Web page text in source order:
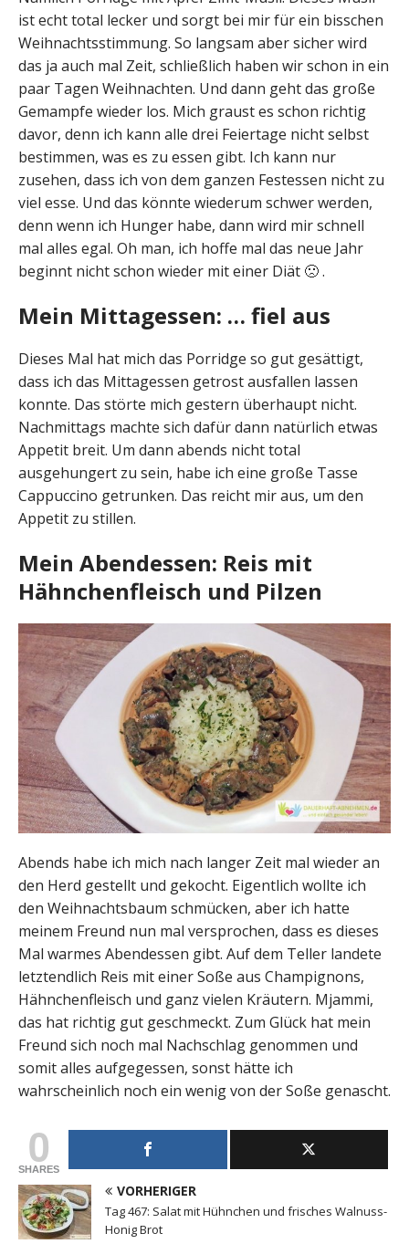
ist echt total lecker und sorgt bei mir für ein bisschen
Weihnachtsstimmung. So langsam aber sicher wird
das ja auch mal Zeit, schließlich haben wir schon in ein
paar Tagen Weihnachten. Und dann geht das große
Gemampfe wieder los. Mich graust es schon richtig
davor, denn ich kann alle drei Feiertage nicht selbst
bestimmen, was es zu essen gibt. Ich kann nur
zusehen, dass ich von dem ganzen Festessen nicht zu
viel esse. Und das könnte wiederum schwer werden,
denn wenn ich Hunger habe, dann wird mir schnell
mal alles egal. Oh man, ich hoffe mal das neue Jahr
beginnt nicht schon wieder mit einer Diät 🙁 .
Mein Mittagessen: … fiel aus
Dieses Mal hat mich das Porridge so gut gesättigt,
dass ich das Mittagessen getrost ausfallen lassen
konnte. Das störte mich gestern überhaupt nicht.
Nachmittags machte sich dafür dann natürlich etwas
Appetit breit. Um dann abends nicht total
ausgehungert zu sein, habe ich eine große Tasse
Cappuccino getrunken. Das reicht mir aus, um den
Appetit zu stillen.
Mein Abendessen: Reis mit
Hähnchenfleisch und Pilzen
Abends habe ich mich nach langer Zeit mal wieder an
den Herd gestellt und gekocht. Eigentlich wollte ich
den Weihnachtsbaum schmücken, aber ich hatte
meinem Freund nun mal versprochen, dass es dieses
Mal warmes Abendessen gibt. Auf dem Teller landete
letztendlich Reis mit einer Soße aus Champignons,
Hähnchenfleisch und ganz vielen Kräutern. Mjammi,
das hat richtig gut geschmeckt. Zum Glück hat mein
Freund sich noch mal Nachschlag genommen und
somit alles aufgegessen, sonst hätte ich
wahrscheinlich noch ein wenig von der Soße genascht.
0
SHARES
VORHERIGER
Tag 467: Salat mit Hühnchen und frisches Walnuss-
Honig Brot